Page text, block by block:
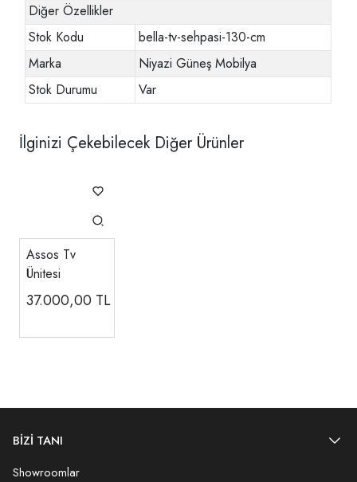
Diğer Özellikler
Stok Kodu
bella-tv-sehpasi-130-cm
Marka
Niyazi Güneş Mobilya
Stok Durumu
Var
İlginizi Çekebilecek Diğer Ürünler
Assos Tv
Ünitesi
37.000,00 TL
BİZİ TANI
Showroomlar